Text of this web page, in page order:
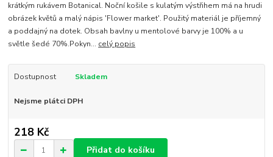
krátkým rukávem Botanical. Noční košile s kulatým výstřihem má na hrudi
obrázek květů a malý nápis 'Flower market'. Použitý materiál je příjemný
a poddajný na dotek. Obsah bavlny u mentolové barvy je 100% a u
světle šedé 70%.Pokyn... celý popis
Dostupnost Skladem
Nejsme plátci DPH
218 Kč
Přidat do košíku